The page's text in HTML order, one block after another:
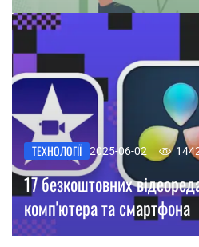
ТЕХНОЛОГІЇ 2025-06-02
17 безкоштовних
комп'ютера та смартфона